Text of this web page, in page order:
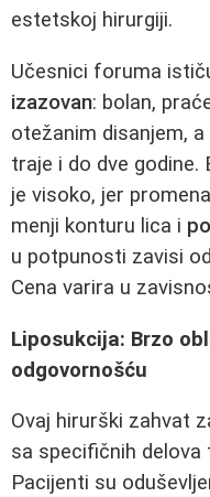
estetskoj hirurgiji.
Učesnici foruma
izazovan: bolan,
otežanim disanjem,
traje i do dve
je visoko, jer
menji konturu lica i
u potpunosti zavisi
Cena varira u
Liposukcija: Brzo
odgovornošću
Ovaj hirurški zahvat
sa specifičnih delova
Pacijenti su